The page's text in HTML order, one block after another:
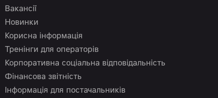
Вакансії
Новинки
Корисна інформація
Тренінги для операторів
Корпоративна соціальна відповідальність
Фінансова звітність
Інформація для постачальників